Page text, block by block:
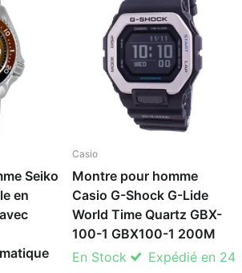
Seiko
en
Casio
Montre pour homme
Casio G-Shock G-Lide
World Time Quartz GBX-
100-1 GBX100-1 200M
En Stock
Expédié en 24